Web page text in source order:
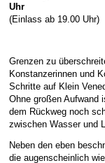
Uhr
(Einlass ab 19.00 Uhr)
Grenzen zu
Konstanzerinnen und
Schritte auf Klein
Ohne großen Aufwand
dem Rückweg noch
zwischen Wasser und
Neben den eben
die augenscheinlich